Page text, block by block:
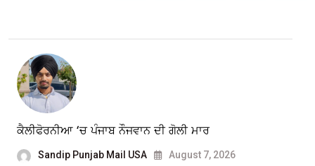
ਕੈਲੀਫੋਰਨੀਆ ‘ਚ ਪੰਜਾਬ ਨੌਜਵਾਨ ਦੀ ਗੋਲੀ ਮਾਰ
Sandip Punjab Mail USA August 7, 2026